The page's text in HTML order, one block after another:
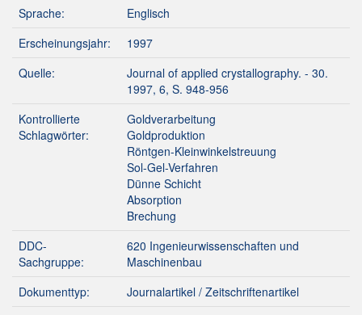
Sprache:
Englisch
Erscheinungsjahr:
1997
Quelle:
Journal of applied crystallography. - 30.
1997, 6, S. 948-956
Kontrollierte
Schlagwörter:
Goldverarbeitung
Goldproduktion
Röntgen-Kleinwinkelstreuung
Sol-Gel-Verfahren
Dünne Schicht
Absorption
Brechung
DDC-
Sachgruppe:
620 Ingenieurwissenschaften und
Maschinenbau
Dokumenttyp:
Journalartikel / Zeitschriftenartikel